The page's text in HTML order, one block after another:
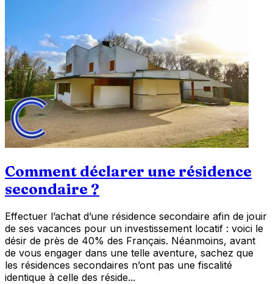
Comment déclarer une résidence
secondaire ?
Effectuer l’achat d’une résidence secondaire afin de jouir
de ses vacances pour un investissement locatif : voici le
désir de près de 40% des Français. Néanmoins, avant
de vous engager dans une telle aventure, sachez que
les résidences secondaires n’ont pas une fiscalité
identique à celle des réside...